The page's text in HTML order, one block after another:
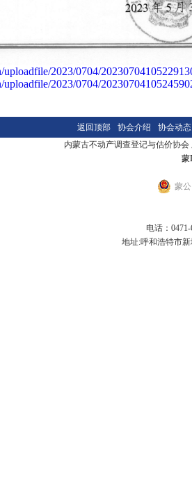
2023/0704/
2023/0704/
返回顶部 协会介绍
协会动态
内蒙古不动产调查登记与估价协
蒙
蒙公
电话：
地址:呼和浩特市